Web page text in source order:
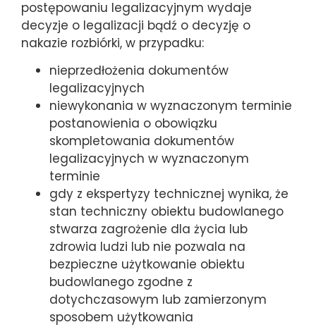
postępowaniu legalizacyjnym wydaje
decyzje o legalizacji bądź o decyzję o
nakazie rozbiórki, w przypadku:
nieprzedłożenia dokumentów
legalizacyjnych
niewykonania w wyznaczonym terminie
postanowienia o obowiązku
skompletowania dokumentów
legalizacyjnych w wyznaczonym
terminie
gdy z ekspertyzy technicznej wynika, że
stan techniczny obiektu budowlanego
stwarza zagrożenie dla życia lub
zdrowia ludzi lub nie pozwala na
bezpieczne użytkowanie obiektu
budowlanego zgodne z
dotychczasowym lub zamierzonym
sposobem użytkowania